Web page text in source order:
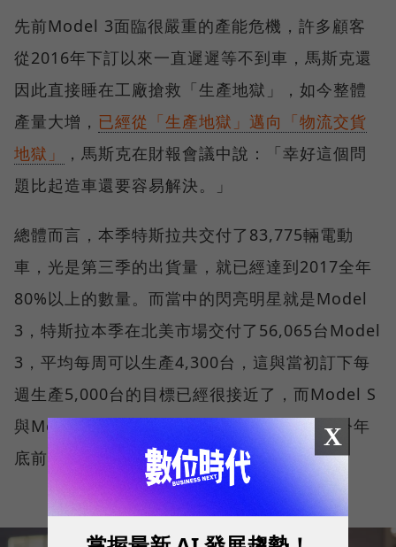
先前Model 3面臨很嚴重的產能危機，許多顧客
從2016年下訂以來一直遲遲等不到車，馬斯克還
因此直接睡在工廠搶救「生產地獄」，如今整體
產量大增， 已經從「生產地獄」邁向「物流交貨
地獄」
，馬斯克在財報會議中說：「幸好這個問
題比起造車還要容易解決。」
總體而言，本季特斯拉共交付了83,775輛電動
車，光是第三季的出貨量，就已經達到2017全年
80%以上的數量。而當中的閃亮明星就是Model
3，特斯拉本季在北美市場交付了56,065台Model
3，平均每周可以生產4,300台，這與當初訂下每
週生產5,000台的目標已經很接近了，而Model S
與Model X則總共交付27,710台，預計最快今年
底前會接受中國及歐洲客預訂Model 3。
X